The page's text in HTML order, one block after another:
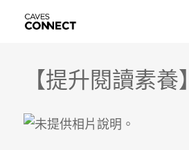
【提升閱讀素養】